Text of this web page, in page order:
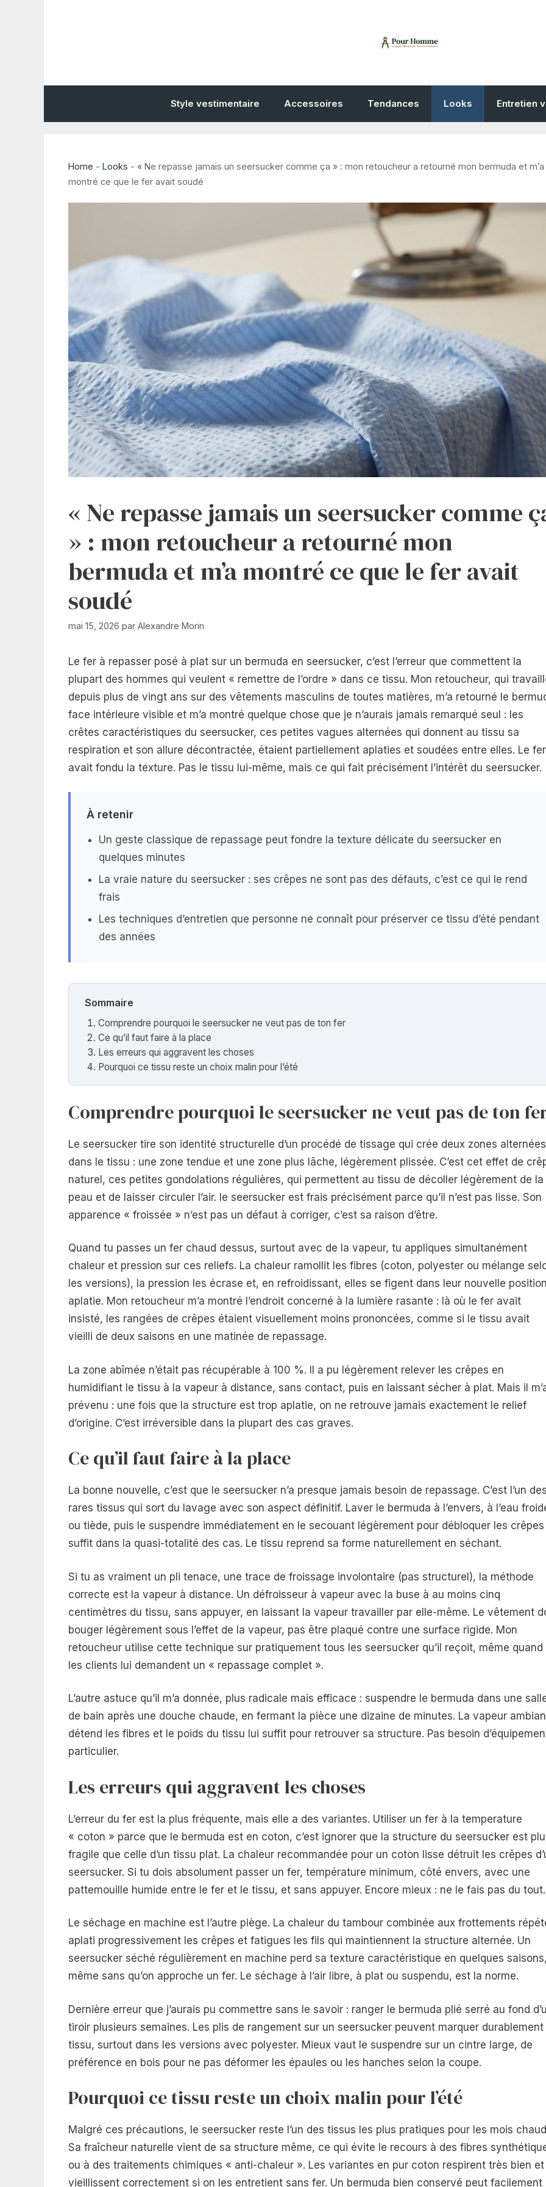
Style vestimentaire Accessoires Tendances Looks Entretien
Home - Looks - « Ne repasse jamais un seersucker comme ça » : mon retoucheur a retourné mon bermuda et m’a
montré ce que le fer avait soudé
« Ne repasse jamais un seersucker comme
» : mon retoucheur a retourné mon
bermuda et m’a montré ce que le fer avait
soudé
mai 15, 2026 par Alexandre Morin
Le fer à repasser posé à plat sur un bermuda en seersucker, c’est l’erreur que commettent la
plupart des hommes qui veulent « remettre de l’ordre » dans ce tissu. Mon retoucheur, qui
depuis plus de vingt ans sur des vêtements masculins de toutes matières, m’a retourné le
face intérieure visible et m’a montré quelque chose que je n’aurais jamais remarqué seul : les
crêtes caractéristiques du seersucker, ces petites vagues alternées qui donnent au tissu sa
respiration et son allure décontractée, étaient partiellement aplaties et soudées entre elles. Le fer
avait fondu la texture. Pas le tissu lui-même, mais ce qui fait précisément l’intérêt du seersucker.
À retenir
Un geste classique de repassage peut fondre la texture délicate du seersucker en
quelques minutes
La vraie nature du seersucker : ses crêpes ne sont pas des défauts, c’est ce qui le rend
frais
Les techniques d’entretien que personne ne connaît pour préserver ce tissu d’été pendant
des années
Sommaire
Comprendre pourquoi le seersucker ne veut pas de ton fer
Ce qu’il faut faire à la place
Les erreurs qui aggravent les choses
Pourquoi ce tissu reste un choix malin pour l’été
Comprendre pourquoi le seersucker ne veut pas de ton
Le seersucker tire son identité structurelle d’un procédé de tissage qui crée deux zones alternées
dans le tissu : une zone tendue et une zone plus lâche, légèrement plissée. C’est cet effet de
naturel, ces petites gondolations régulières, qui permettent au tissu de décoller légèrement de la
peau et de laisser circuler l’air. le seersucker est frais précisément parce qu’il n’est pas lisse. Son
apparence « froissée » n’est pas un défaut à corriger, c’est sa raison d’être.
Quand tu passes un fer chaud dessus, surtout avec de la vapeur, tu appliques simultanément
chaleur et pression sur ces reliefs. La chaleur ramollit les fibres (coton, polyester ou mélange
les versions), la pression les écrase et, en refroidissant, elles se figent dans leur nouvelle position
aplatie. Mon retoucheur m’a montré l’endroit concerné à la lumière rasante : là où le fer avait
insisté, les rangées de crêpes étaient visuellement moins prononcées, comme si le tissu avait
vieilli de deux saisons en une matinée de repassage.
La zone abîmée n’était pas récupérable à 100 %. Il a pu légèrement relever les crêpes en
humidifiant le tissu à la vapeur à distance, sans contact, puis en laissant sécher à plat. Mais il
prévenu : une fois que la structure est trop aplatie, on ne retrouve jamais exactement le relief
d’origine. C’est irréversible dans la plupart des cas graves.
Ce qu’il faut faire à la place
La bonne nouvelle, c’est que le seersucker n’a presque jamais besoin de repassage. C’est l’un des
rares tissus qui sort du lavage avec son aspect définitif. Laver le bermuda à l’envers, à l’eau
ou tiède, puis le suspendre immédiatement en le secouant légèrement pour débloquer les crêpes
suffit dans la quasi-totalité des cas. Le tissu reprend sa forme naturellement en séchant.
Si tu as vraiment un pli tenace, une trace de froissage involontaire (pas structurel), la méthode
correcte est la vapeur à distance. Un défroisseur à vapeur avec la buse à au moins cinq
centimètres du tissu, sans appuyer, en laissant la vapeur travailler par elle-même. Le vêtement
bouger légèrement sous l’effet de la vapeur, pas être plaqué contre une surface rigide. Mon
retoucheur utilise cette technique sur pratiquement tous les seersucker qu’il reçoit, même quand
les clients lui demandent un « repassage complet ».
L’autre astuce qu’il m’a donnée, plus radicale mais efficace : suspendre le bermuda dans une
de bain après une douche chaude, en fermant la pièce une dizaine de minutes. La vapeur
détend les fibres et le poids du tissu lui suffit pour retrouver sa structure. Pas besoin
particulier.
Les erreurs qui aggravent les choses
L’erreur du fer est la plus fréquente, mais elle a des variantes. Utiliser un fer à la temperature
« coton » parce que le bermuda est en coton, c’est ignorer que la structure du seersucker est
fragile que celle d’un tissu plat. La chaleur recommandée pour un coton lisse détruit les crêpes
seersucker. Si tu dois absolument passer un fer, température minimum, côté envers, avec une
pattemouille humide entre le fer et le tissu, et sans appuyer. Encore mieux : ne le fais pas du tout.
Le séchage en machine est l’autre piège. La chaleur du tambour combinée aux frottements
aplati progressivement les crêpes et fatigues les fils qui maintiennent la structure alternée. Un
seersucker séché régulièrement en machine perd sa texture caractéristique en quelques saisons,
même sans qu’on approche un fer. Le séchage à l’air libre, à plat ou suspendu, est la norme.
Dernière erreur que j’aurais pu commettre sans le savoir : ranger le bermuda plié serré au fond
tiroir plusieurs semaines. Les plis de rangement sur un seersucker peuvent marquer durablement
tissu, surtout dans les versions avec polyester. Mieux vaut le suspendre sur un cintre large, de
préférence en bois pour ne pas déformer les épaules ou les hanches selon la coupe.
Pourquoi ce tissu reste un choix malin pour l’été
Malgré ces précautions, le seersucker reste l’un des tissus les plus pratiques pour les mois
Sa fraîcheur naturelle vient de sa structure même, ce qui évite le recours à des fibres
ou à des traitements chimiques « anti-chaleur ». Les variantes en pur coton respirent très bien et
vieillissent correctement si on les entretient sans fer. Un bermuda bien conservé peut facilement